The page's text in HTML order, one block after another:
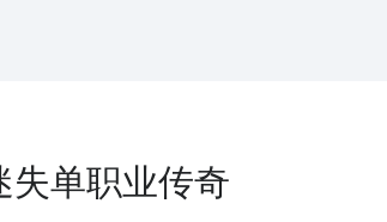
失单职业传奇